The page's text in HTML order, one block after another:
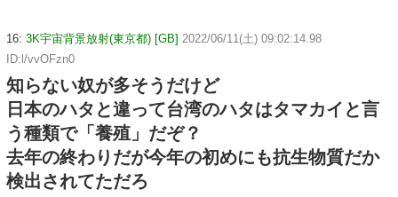
16: 3K宇宙背景放射(東京都) [GB] 2022/06/11(土) 09:02:14.98
ID:l/vvOFzn0
知らない奴が多そうだけど
日本のハタと違って台湾のハタはタマカイと言
う種類で「養殖」だぞ？
去年の終わりだが今年の初めにも抗生物質だか
検出されてただろ